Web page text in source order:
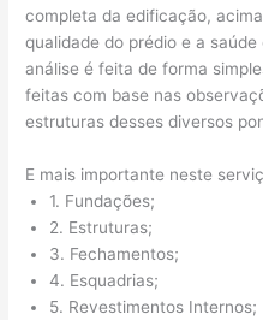
completa da edificação,
qualidade do prédio e a
análise é feita de forma
feitas com base nas
estruturas desses diversos
E mais importante neste
1. Fundações;
2. Estruturas;
3. Fechamentos;
4. Esquadrias;
5. Revestimentos Internos;